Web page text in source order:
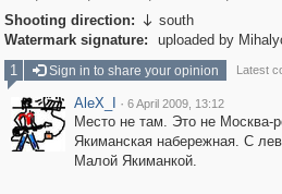
Shooting direction:  south
Watermark signature:
uploaded by
1
Sign in to share your opinion Latest
AleX_I · 6 April 2009, 13:12
Место не там. Это не Москва-
Якиманская набережная. С
Малой Якиманкой.